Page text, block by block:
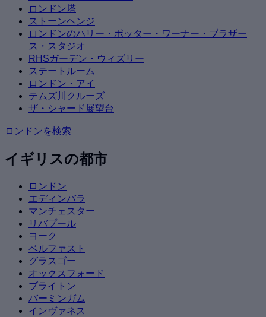
ロンドン塔
ストーンヘンジ
ロンドンのハリー・ポッター・ワーナー・ブラザー
ス・スタジオ
RHSガーデン・ウィズリー
ステートルーム
ロンドン・アイ
テムズ川クルーズ
ザ・シャード展望台
ロンドンを検索
イギリスの都市
ロンドン
エディンバラ
マンチェスター
リバプール
ヨーク
ベルファスト
グラスゴー
オックスフォード
ブライトン
バーミンガム
インヴァネス